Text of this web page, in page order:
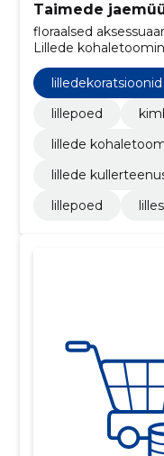
Taimede
floraalsed
Lillede
lilledekoratsioonid,
lilledekoratsioonid
lillepoed
lillede
lillede
lillepoed